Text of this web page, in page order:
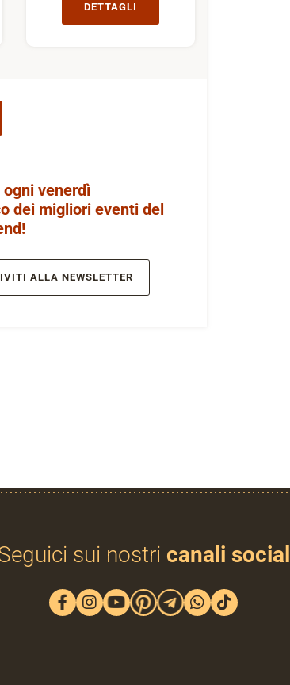
DETTAGLI
ogni venerdì
dei migliori eventi del
ALLA NEWSLETTER
sui nostri canali social